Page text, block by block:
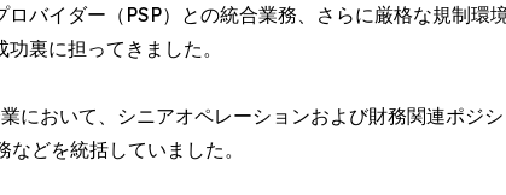
バイダー（PSP）との統合業務、さらに厳格な規制環
裏に担ってきました。
において、シニアオペレーションおよび財務関連ポジ
どを統括していました。